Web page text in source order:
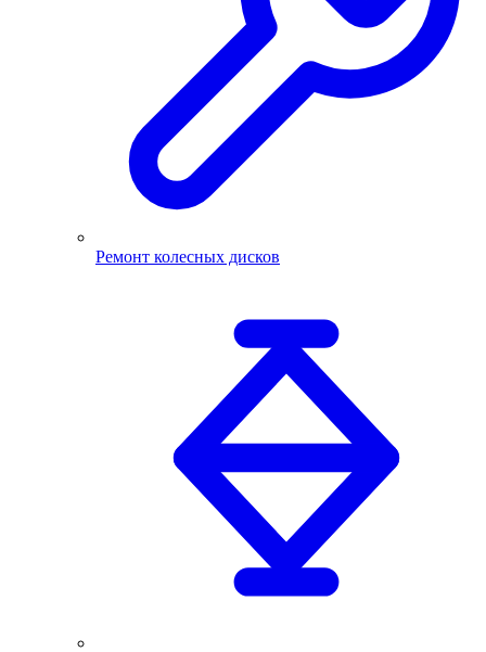
Ремонт колесных дисков